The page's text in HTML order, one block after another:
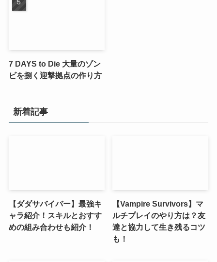
7 DAYS to Die 大量のゾン
ビを捌く迎撃拠点の作り方
新着記事
【ダダサバイバー】最強キ
ャラ紹介！スキルとおすす
めの組み合わせも紹介！
【Vampire Survivors】マ
ルチプレイのやり方は？友
達と協力して生き残るコツ
も！